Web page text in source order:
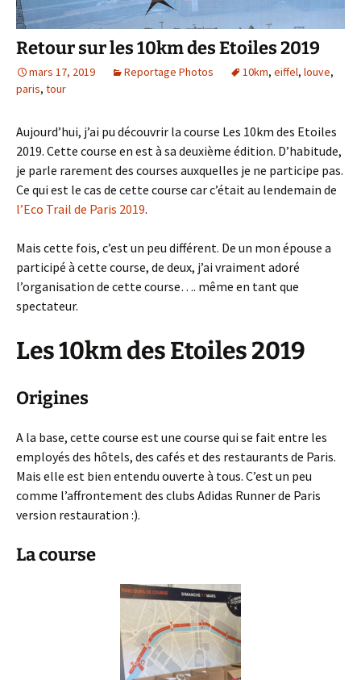
Retour sur les 10km des Etoiles 2019
mars 17, 2019 Reportage Photos 10km, eiffel, louve,
paris, tour
Aujourd’hui, j’ai pu découvrir la course Les 10km des Etoiles
2019. Cette course en est à sa deuxième édition. D’habitude,
je parle rarement des courses auxquelles je ne participe pas.
Ce qui est le cas de cette course car c’était au lendemain de
l’Eco Trail de Paris 2019.
Mais cette fois, c’est un peu différent. De un mon épouse a
participé à cette course, de deux, j’ai vraiment adoré
l’organisation de cette course…. même en tant que
spectateur.
Les 10km des Etoiles 2019
Origines
A la base, cette course est une course qui se fait entre les
employés des hôtels, des cafés et des restaurants de Paris.
Mais elle est bien entendu ouverte à tous. C’est un peu
comme l’affrontement des clubs Adidas Runner de Paris
version restauration :).
La course